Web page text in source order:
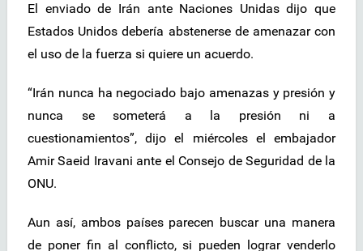
El enviado de Irán ante Naciones Unidas dijo que
Estados Unidos debería abstenerse de amenazar con
el uso de la fuerza si quiere un acuerdo.
“Irán nunca ha negociado bajo amenazas y presión y
nunca se someterá a la presión ni a
cuestionamientos”, dijo el miércoles el embajador
Amir Saeid Iravani ante el Consejo de Seguridad de la
ONU.
Aun así, ambos países parecen buscar una manera
de poner fin al conflicto, si pueden lograr venderlo